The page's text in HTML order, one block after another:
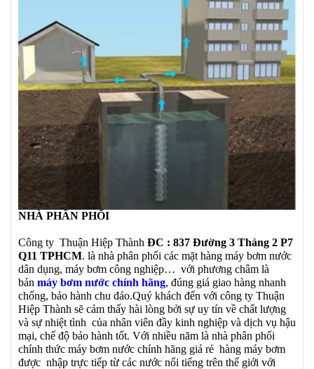
NHÀ PHÂN PHỐI
Công ty Thuận Hiệp Thành ĐC : 837 Đường 3 Tháng 2 P7
Q11 TPHCM. là nhà phân phối các mặt hàng máy bơm nước
dân dụng, máy bơm công nghiệp… với phương châm là
bán máy bơm nước chính hãng, đúng giá giao hàng nhanh
chống, bảo hành chu đáo.Quý khách đến với công ty Thuận
Hiệp Thành sẽ cảm thấy hài lòng bởi sự uy tín về chất lượng
và sự nhiệt tình của nhân viên đầy kinh nghiệp và dịch vụ hậu
mại, chế độ bảo hành tốt. Với nhiều năm là nhà phân phối
chính thức máy bơm nước chính hãng giá rẻ hàng máy bơm
được nhập trực tiếp từ các nước nổi tiếng trên thế giới với